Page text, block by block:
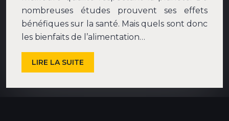
nombreuses études prouvent ses effets
bénéfiques sur la santé. Mais quels sont donc
les bienfaits de l’alimentation…
LIRE LA SUITE